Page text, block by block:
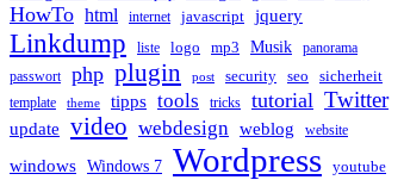
HowTo html internet javascript jquery
Linkdump liste logo mp3 Musik
panorama
passwort
php plugin post security seo sicherheit
template theme tipps tools tricks tutorial Twitter
update video webdesign weblog website
windows Windows 7 Wordpress youtube